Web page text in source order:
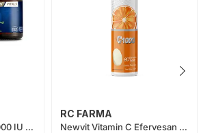
Nutraxin D3 Vitamin 1000 IU 120 Tablet
RC FARMA
Newvit Vitamin C Efervesan 20 Tablet